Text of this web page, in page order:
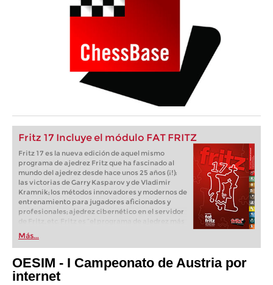
Fritz 17 Incluye el módulo FAT FRITZ
Fritz 17 es la nueva edición de aquel mismo
programa de ajedrez Fritz que ha fascinado al
mundo del ajedrez desde hace unos 25 años (¡!):
las victorias de Garry Kasparov y de Vladimir
Kramnik; los métodos innovadores y modernos de
entrenamiento para jugadores aficionados y
profesionales; ajedrez cibernético en el servidor
popular de Alemania” (Der Spiegel) y ofrece todo
lo que necesita el ajedrecista. La novedad más
espectacular: Fritz 17 incluye el módulo basado
en una red neuronal de inteligencia artificial, "Fat
Fritz".
Más...
OESIM - I Campeonato de Austria por
internet